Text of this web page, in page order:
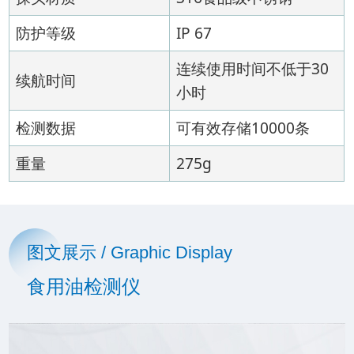
防护等级
IP 67
续航时间
连续使用时间不低于30
小时
检测数据
可有效存储10000条
重量
275g
图文展示 / Graphic Display
食用油检测仪